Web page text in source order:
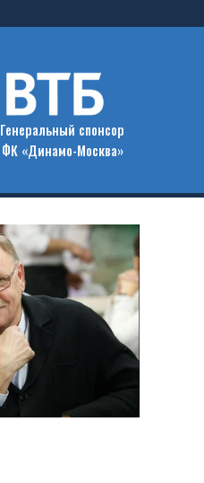
Генеральный спонсор
ФК «Динамо-Москва»